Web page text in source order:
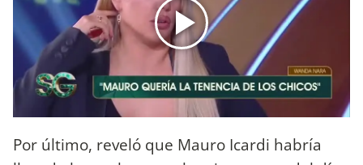
Por último, reveló que Mauro Icardi habría